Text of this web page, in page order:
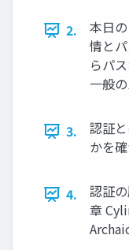
2.
本日
情と
らパ
一般
3.
認証
かを
4.
認証
章